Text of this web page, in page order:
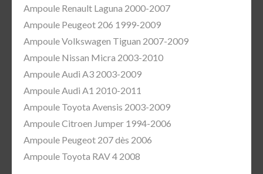
Ampoule Renault Laguna 2000-2007
Ampoule Peugeot 206 1999-2009
Ampoule Volkswagen Tiguan 2007-2009
Ampoule Nissan Micra 2003-2010
Ampoule Audi A3 2003-2009
Ampoule Audi A1 2010-2011
Ampoule Toyota Avensis 2003-2009
Ampoule Citroen Jumper 1994-2006
Ampoule Peugeot 207 dès 2006
Ampoule Toyota RAV 4 2008